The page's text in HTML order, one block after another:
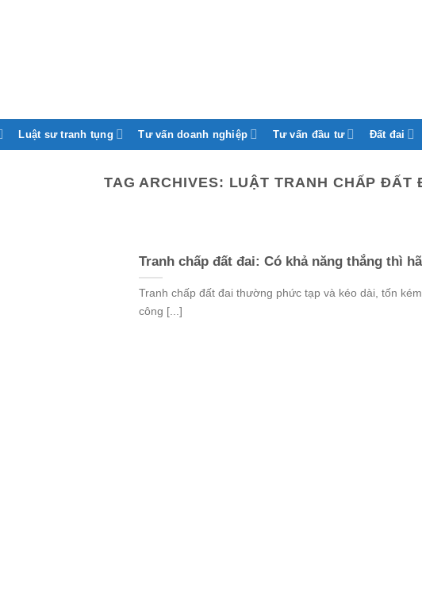
Luật sư tranh tụng Tư vấn doanh nghiệp Tư vấn đầu tư Đất đai
TAG ARCHIVES: LUẬT TRANH CHẤP ĐẤT
Tranh chấp đất đai: Có khả năng thắng thì
Tranh chấp đất đai thường phức tạp và kéo dài, tốn
công [...]